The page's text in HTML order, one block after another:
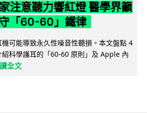
注意聽力響紅燈 醫學界籲
「60-60」鐵律
可能導致永久性噪音性聽損。本文盤點 4
科學護耳的「60-60 原則」及 Apple 內
全文